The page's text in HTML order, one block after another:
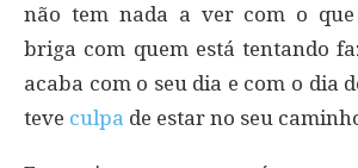
não tem nada a ver com o que
briga com quem está tentando
acaba com o seu dia e com o dia
teve culpa de estar no seu